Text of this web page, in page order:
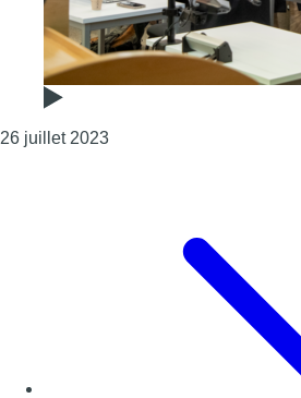
26 juillet 2023Consulter l'article